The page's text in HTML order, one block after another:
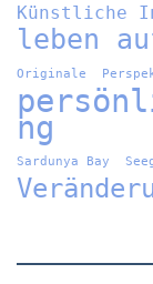
Künstliche
leben
Originale
ng
Sardunya Bay